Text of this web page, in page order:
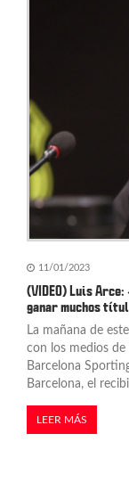
11/01/2023
(VIDEO) Luis
ganar muchos
La mañana de
con los medios
Barcelona
Barcelona, el
LEER MÁS